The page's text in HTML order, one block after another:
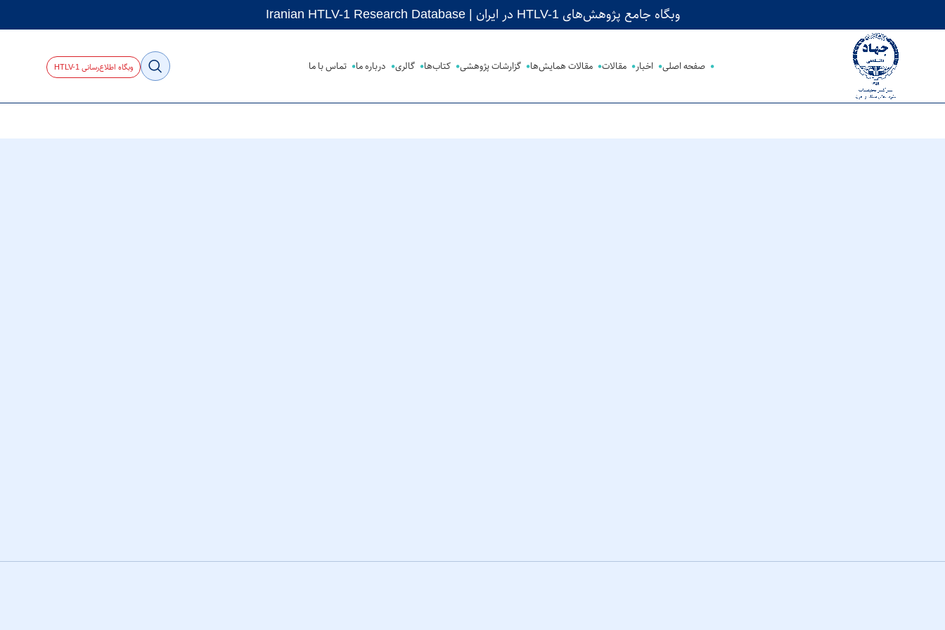
وبگاه جامع پژوهش‌های HTLV-1 در ایران | Iranian HTLV-1 Research Database
صفحه اصلی اخبار مقالات مقالات همایش‌ها گزارشات پژوهشی کتاب‌ها گالری درباره ما تماس با ما وبگاه اطلاع‌رسانی HTLV-1